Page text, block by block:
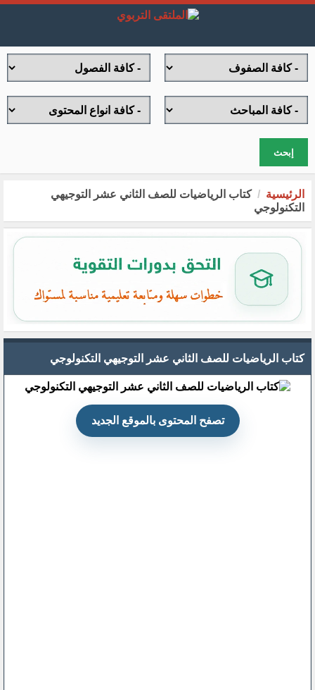
إبحث
الرئيسية
كتاب الرياضيات للصف الثاني عشر التوجيهي
التكنولوجي
كتاب الرياضيات للصف الثاني عشر التوجيهي التكنولوجي
تصفح المحتوى بالموقع الجديد